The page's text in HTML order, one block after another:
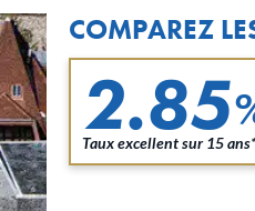
COMPAREZ
2.85
Taux excellent sur 15 ans*